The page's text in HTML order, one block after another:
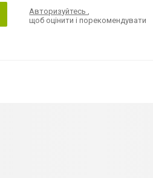
Авторизуйтесь,
щоб оцінити і порекомендувати